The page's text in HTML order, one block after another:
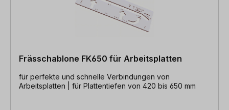
Frässchablone FK650 für Arbeitsplatten
für perfekte und schnelle Verbindungen von
Arbeitsplatten | für Plattentiefen von 420 bis 650 mm